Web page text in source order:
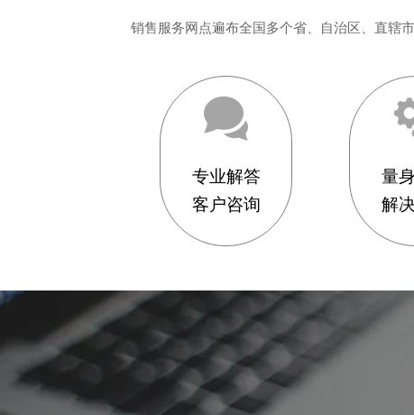
销售服务网点遍布全国多个省、自治区、直辖

专业解答
客户咨询
量
解